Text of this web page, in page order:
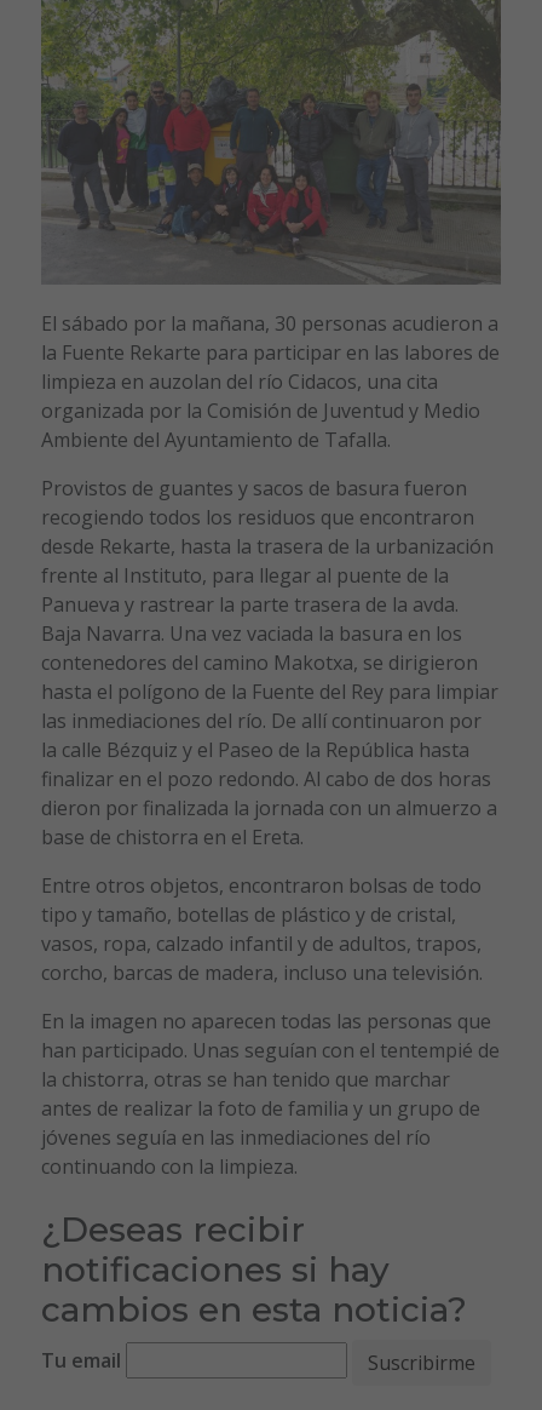
El sábado por la mañana, 30 personas acudieron a
la Fuente Rekarte para participar en las labores de
limpieza en auzolan del río Cidacos, una cita
organizada por la Comisión de Juventud y Medio
Ambiente del Ayuntamiento de Tafalla.
Provistos de guantes y sacos de basura fueron
recogiendo todos los residuos que encontraron
desde Rekarte, hasta la trasera de la urbanización
frente al Instituto, para llegar al puente de la
Panueva y rastrear la parte trasera de la avda.
Baja Navarra. Una vez vaciada la basura en los
contenedores del camino Makotxa, se dirigieron
hasta el polígono de la Fuente del Rey para limpiar
las inmediaciones del río. De allí continuaron por
la calle Bézquiz y el Paseo de la República hasta
finalizar en el pozo redondo. Al cabo de dos horas
dieron por finalizada la jornada con un almuerzo a
base de chistorra en el Ereta.
Entre otros objetos, encontraron bolsas de todo
tipo y tamaño, botellas de plástico y de cristal,
vasos, ropa, calzado infantil y de adultos, trapos,
corcho, barcas de madera, incluso una televisión.
En la imagen no aparecen todas las personas que
han participado. Unas seguían con el tentempié de
la chistorra, otras se han tenido que marchar
antes de realizar la foto de familia y un grupo de
jóvenes seguía en las inmediaciones del río
continuando con la limpieza.
¿Deseas recibir
notificaciones si hay
cambios en esta noticia?
Tu email